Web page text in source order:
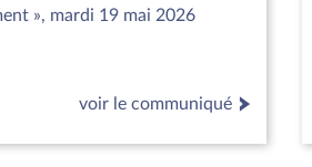
», mardi 19 mai 2026
voir le communiqué